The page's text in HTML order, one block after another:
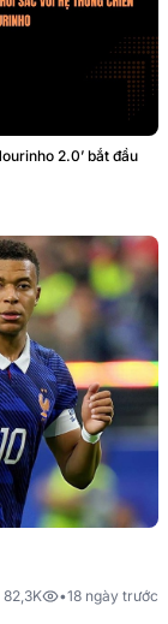
2.0’ bắt đầu
82,3K •18 ngày trước